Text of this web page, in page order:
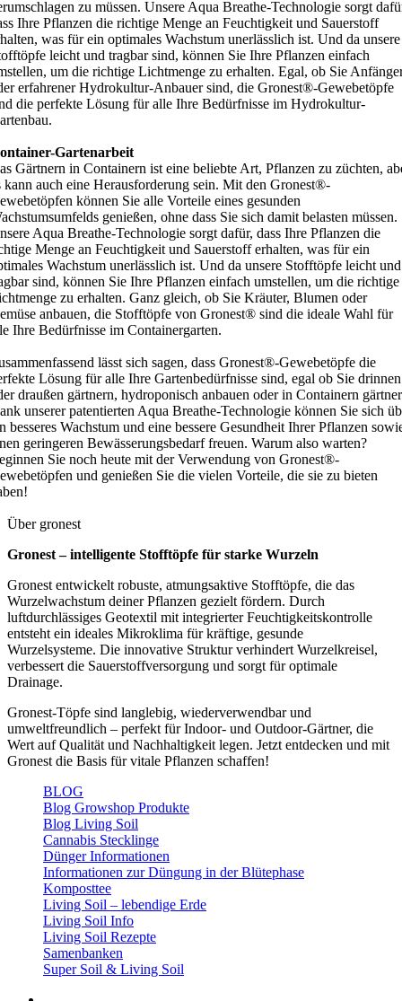
zu müssen. Unsere Aqua Breathe-Technologie sorgt
Ihre Pflanzen die richtige Menge an Feuchtigkeit und Sauerstoff
was für ein optimales Wachstum unerlässlich ist. Und da unsere
leicht und tragbar sind, können Sie Ihre Pflanzen einfach
um die richtige Lichtmenge zu erhalten. Egal, ob Sie
erfahrener Hydrokultur-Anbauer sind, die Gronest®-Gewebetöpfe
die perfekte Lösung für alle Ihre Bedürfnisse im Hydrokultur-
Gartenarbeit
Gärtnern in Containern ist eine beliebte Art, Pflanzen zu züchten,
kann auch eine Herausforderung sein. Mit den Gronest®-
können Sie alle Vorteile eines gesunden
genießen, ohne dass Sie sich damit belasten müssen.
Aqua Breathe-Technologie sorgt dafür, dass Ihre Pflanzen die
Menge an Feuchtigkeit und Sauerstoff erhalten, was für ein
Wachstum unerlässlich ist. Und da unsere Stofftöpfe leicht und
sind, können Sie Ihre Pflanzen einfach umstellen, um die richtige
zu erhalten. Ganz gleich, ob Sie Kräuter, Blumen oder
anbauen, die Stofftöpfe von Gronest® sind die ideale Wahl für
Ihre Bedürfnisse im Containergarten.
lässt sich sagen, dass Gronest®-Gewebetöpfe die
Lösung für alle Ihre Gartenbedürfnisse sind, egal ob Sie drinnen
draußen gärtnern, hydroponisch anbauen oder in Containern
unserer patentierten Aqua Breathe-Technologie können Sie sich
besseres Wachstum und eine bessere Gesundheit Ihrer Pflanzen
geringeren Bewässerungsbedarf freuen. Warum also warten?
Sie noch heute mit der Verwendung von Gronest®-
und genießen Sie die vielen Vorteile, die sie zu bieten
Über gronest
Gronest – intelligente Stofftöpfe für starke Wurzeln
Gronest entwickelt robuste, atmungsaktive Stofftöpfe, die das
Wurzelwachstum deiner Pflanzen gezielt fördern. Durch
luftdurchlässiges Geotextil mit integrierter Feuchtigkeitskontrolle
entsteht ein ideales Mikroklima für kräftige, gesunde
Wurzelsysteme. Die innovative Struktur verhindert Wurzelkreisel,
verbessert die Sauerstoffversorgung und sorgt für optimale
Drainage.
Gronest-Töpfe sind langlebig, wiederverwendbar und
umweltfreundlich – perfekt für Indoor- und Outdoor-Gärtner, die
Wert auf Qualität und Nachhaltigkeit legen. Jetzt entdecken und mit
Gronest die Basis für vitale Pflanzen schaffen!
BLOG
Blog Growshop Produkte
Blog Living Soil
Cannabis Stecklinge
Dünger Informationen
Informationen zur Düngung in der Blütephase
Komposttee
Living Soil – lebendige Erde
Living Soil Info
Living Soil Rezepte
Samenbanken
Super Soil & Living Soil